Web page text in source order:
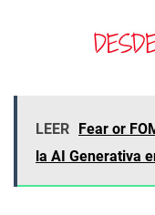
LEER Fear or
la AI Generativa